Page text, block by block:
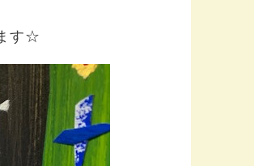
す☆